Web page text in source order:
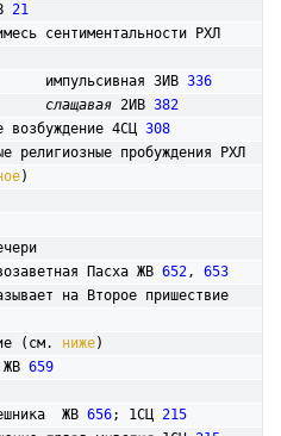
21
				импульсивная 3ИВ
336
слащавая 2ИВ 382
возбуждение 4СЦ
308
Пасха ЖВ
652, 653
(см.
ниже)
ЖВ
659
ЖВ
656; 1СЦ 215